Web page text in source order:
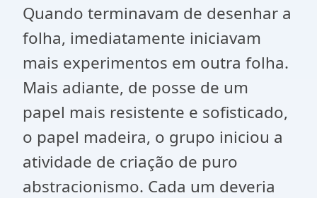
Quando terminavam de desenhar a
folha, imediatamente iniciavam
mais experimentos em outra folha.
Mais adiante, de posse de um
papel mais resistente e sofisticado,
o papel madeira, o grupo iniciou a
atividade de criação de puro
abstracionismo. Cada um deveria